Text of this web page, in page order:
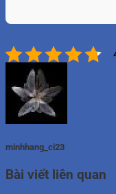
minhhang_ci23
Bài viết liên quan